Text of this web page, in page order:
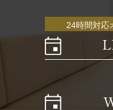
24時間対応